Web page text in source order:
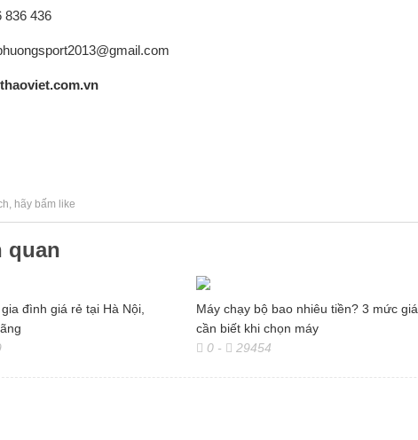
836 436
hãy bấm like
quan
đình giá rẻ tại Hà Nội,
Máy chạy bộ bao nhiêu tiền? 3 mức giá
cần biết khi chọn máy
0 - 29454